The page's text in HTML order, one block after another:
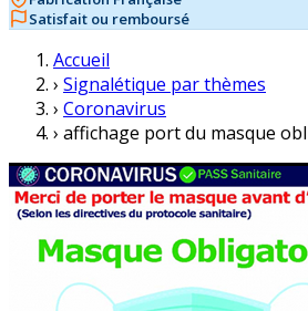
Satisfait ou remboursé
Accueil
› Signalétique par thèmes
› Coronavirus
› affichage port du masque